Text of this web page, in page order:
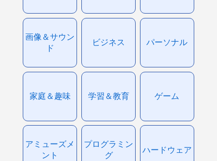
画像＆サウン
ド
ビジネス パーソナル
家庭＆趣味 学習＆教育 ゲーム
アミューズメ
ント
プログラミン
グ
ハードウェア